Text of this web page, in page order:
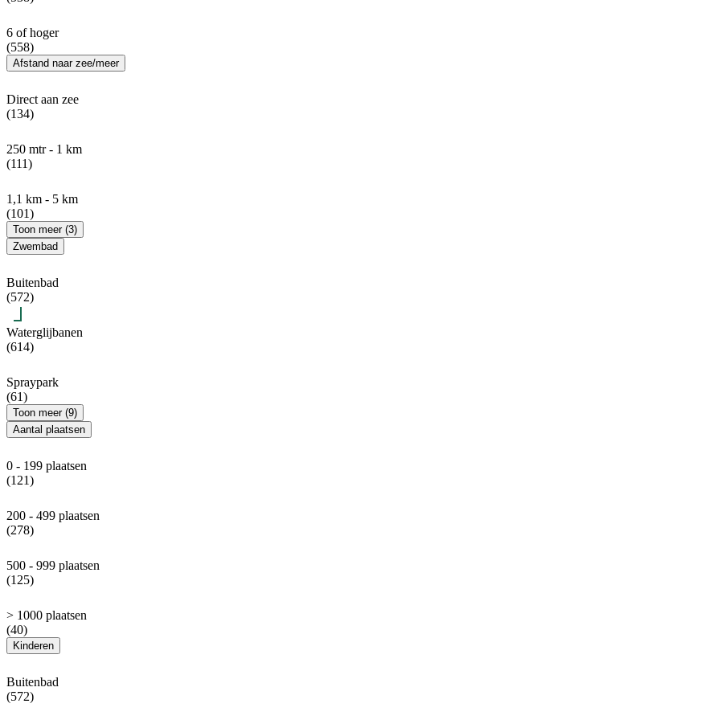
6 of hoger
(558)
Afstand naar zee/meer
Direct aan zee
(134)
250 mtr - 1 km
(111)
1,1 km - 5 km
(101)
Toon meer (3)
Zwembad
Buitenbad
(572)
Waterglijbanen
(614)
Spraypark
(61)
Toon meer (9)
Aantal plaatsen
0 - 199 plaatsen
(121)
200 - 499 plaatsen
(278)
500 - 999 plaatsen
(125)
> 1000 plaatsen
(40)
Kinderen
Buitenbad
(572)